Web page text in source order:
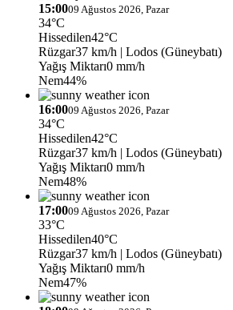
15:0009 Ağustos 2026, Pazar
34°C
Hissedilen42°C
Rüzgar37 km/h | Lodos (Güneybatı)
Yağış Miktarı0 mm/h
Nem44%
16:0009 Ağustos 2026, Pazar
34°C
Hissedilen42°C
Rüzgar37 km/h | Lodos (Güneybatı)
Yağış Miktarı0 mm/h
Nem48%
17:0009 Ağustos 2026, Pazar
33°C
Hissedilen40°C
Rüzgar37 km/h | Lodos (Güneybatı)
Yağış Miktarı0 mm/h
Nem47%